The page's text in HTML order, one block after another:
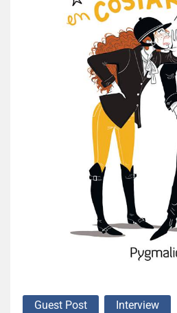
Guest Post Interview